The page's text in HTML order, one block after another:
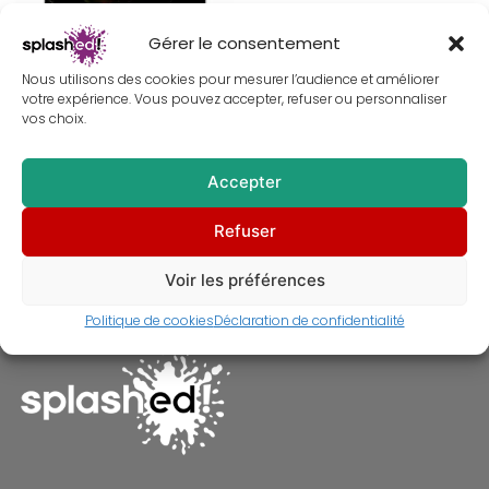
Gérer le consentement
Nous utilisons des cookies pour mesurer l’audience et améliorer
votre expérience. Vous pouvez accepter, refuser ou personnaliser
vos choix.
Accepter
Refuser
Voir les préférences
Politique de cookiesDéclaration de confidentialité
Tom Cruise dans Eyes Wide Shut
30,00€